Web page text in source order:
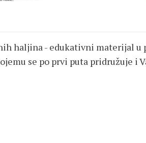
haljina - edukativni materijal u
se po prvi puta pridružuje i